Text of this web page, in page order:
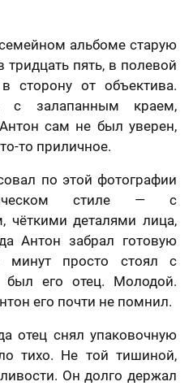
альбоме старую
пять, в полевой
сторону от объектива.
с залапанным краем,
сам не был уверен,
то приличное.
по этой фотографии
стиле — с
чёткими деталями лица,
Антон забрал готовую
минут просто стоял с
был его отец. Молодой.
его почти не помнил.
отец снял упаковочную
тихо. Не той тишиной,
Он долго держал